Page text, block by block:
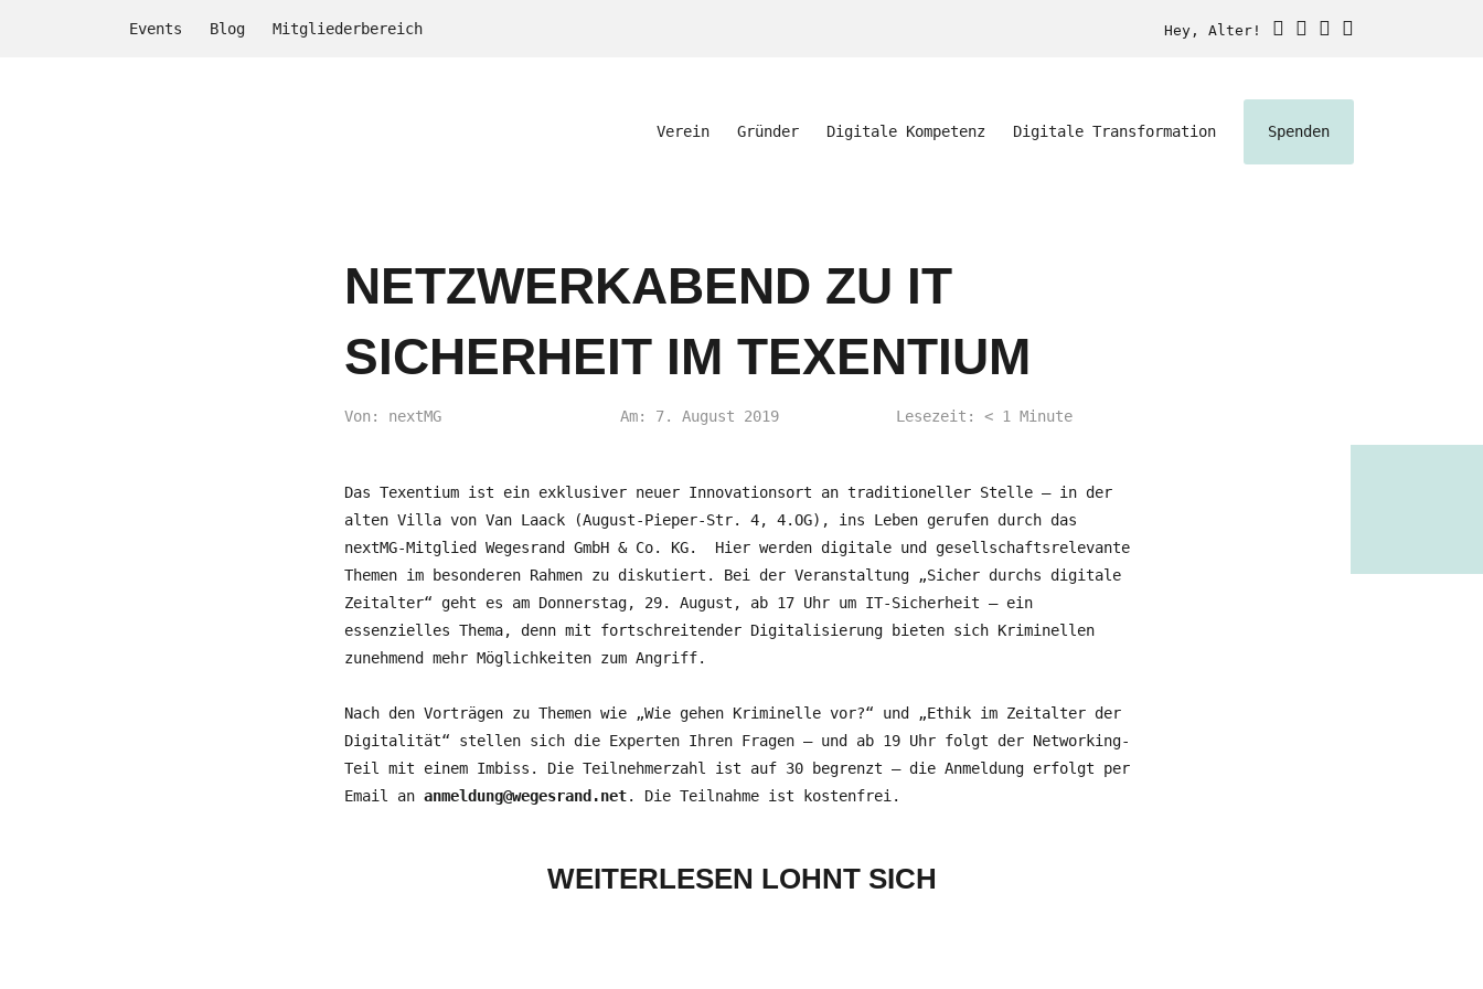
Events Blog Mitgliederbereich Hey, Alter!
Verein Gründer Digitale Kompetenz Digitale Transformation Spenden
NETZWERKABEND ZU IT
SICHERHEIT IM TEXENTIUM
Von: nextMG Am: 7. August 2019 Lesezeit: < 1 Minute
Das Texentium ist ein exklusiver neuer Innovationsort an traditioneller Stelle – in der
alten Villa von Van Laack (August-Pieper-Str. 4, 4.OG), ins Leben gerufen durch das
nextMG-Mitglied Wegesrand GmbH & Co. KG. Hier werden digitale und gesellschaftsrelevante
Themen im besonderen Rahmen zu diskutiert. Bei der Veranstaltung „Sicher durchs digitale
Zeitalter“ geht es am Donnerstag, 29. August, ab 17 Uhr um IT-Sicherheit – ein
essenzielles Thema, denn mit fortschreitender Digitalisierung bieten sich Kriminellen
zunehmend mehr Möglichkeiten zum Angriff.
Nach den Vorträgen zu Themen wie „Wie gehen Kriminelle vor?“ und „Ethik im Zeitalter der
Digitalität“ stellen sich die Experten Ihren Fragen – und ab 19 Uhr folgt der Networking-
Teil mit einem Imbiss. Die Teilnehmerzahl ist auf 30 begrenzt – die Anmeldung erfolgt per
Email an anmeldung@wegesrand.net. Die Teilnahme ist kostenfrei.
WEITERLESEN LOHNT SICH